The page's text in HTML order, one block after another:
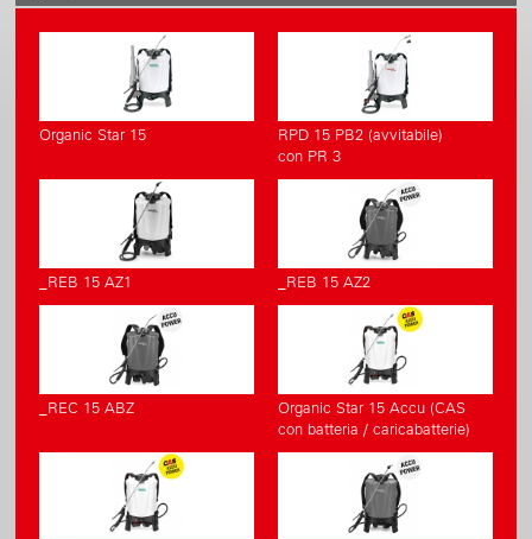
Organic Star 15
RPD 15 PB2 (avvitabile)
con PR 3
_REB 15 AZ1 _REB 15 AZ2
_REC 15 ABZ
Organic Star 15 Accu (CAS
con batteria / caricabatterie)